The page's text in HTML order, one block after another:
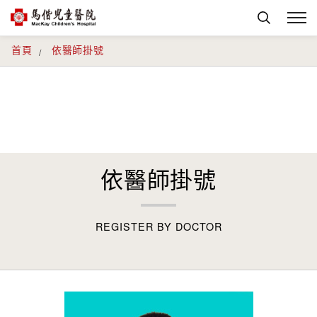
首頁 依醫師掛號
依醫師掛號
REGISTER BY DOCTOR